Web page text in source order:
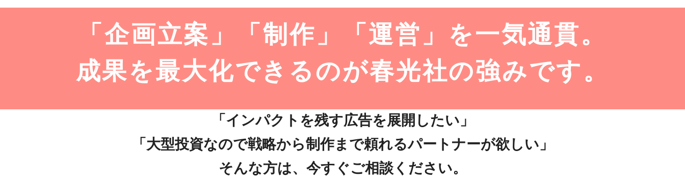
「企画立案」「制作」
「運営」を一気通貫。
成果を最大化できるのが春光社の強みです。
「インパクトを残す広告を展開したい」
「大型投資なので戦略から制作まで頼れるパートナーが欲しい」
そんな方は、今すぐご相談ください。